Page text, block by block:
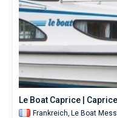
ohne
Segel
nicht
vorstellen.
Nahe
Le Boat Caprice |
Frankreich, Le Boat